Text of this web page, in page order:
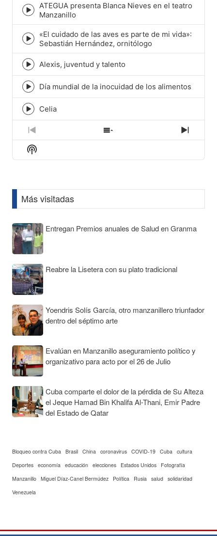
Episode
play
icon
ATEGUA presenta Blanca Nieves en el teatro
Manzanillo
Episode
play
icon
«El cuidado de las aves es parte de mi vida»:
Sebastián Hernández, ornitólogo
Episode
play
icon
Alexis, juventud y talento
Episode
play
icon
Día mundial de la inocuidad de los alimentos
Episode
play
icon
Celia
Previous
Episode
Show
Episodes
Next
Show
Podcast
Más visitadas
Entregan Premios anuales de Salud en Granma
Reabre la Lisetera con su plato tradicional
Yoendris Solís García, otro manzanillero triunfador
dentro del séptimo arte
Evalúan en Manzanillo aseguramiento político y
organizativo para acto por el 26 de Julio
Cuba comparte el dolor de la pérdida de Su Alteza
el Jeque Hamad Bin Khalifa Al-Thani, Emir Padre
del Estado de Qatar
Bloqueo contra Cuba Brasil China coronavirus COVID-19 Cuba
cultura
Deportes economía educación elecciones Estados Unidos
Fotografía
Manzanillo Miguel Díaz-Canel Bermúdez Política Rusia salud solidaridad
Venezuela